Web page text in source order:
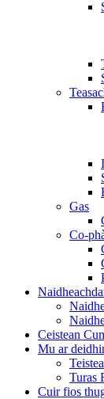
Gas
Co-
Ceistean
Mu ar
Turas
Cuir fios